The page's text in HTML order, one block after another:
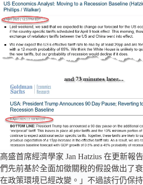
高盛首席經濟學家 Jan Hatzius 在更新報
們先前基於全面加徵關稅的假設做出了
在政策環境已經改變。」不過該行仍保